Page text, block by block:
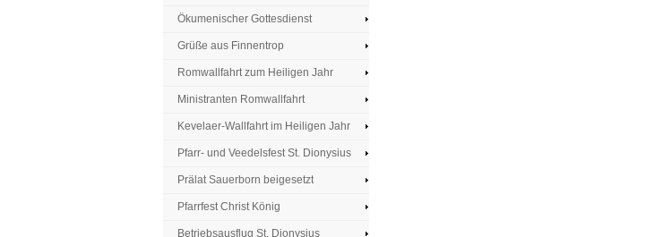
Ökumenischer Gottesdienst
Grüße aus Finnentrop
Romwallfahrt zum Heiligen Jahr
Ministranten Romwallfahrt
Kevelaer-Wallfahrt im Heiligen Jahr
Pfarr- und Veedelsfest St. Dionysius
Prälat Sauerborn beigesetzt
Pfarrfest Christ König
Betriebsausflug St. Dionysius